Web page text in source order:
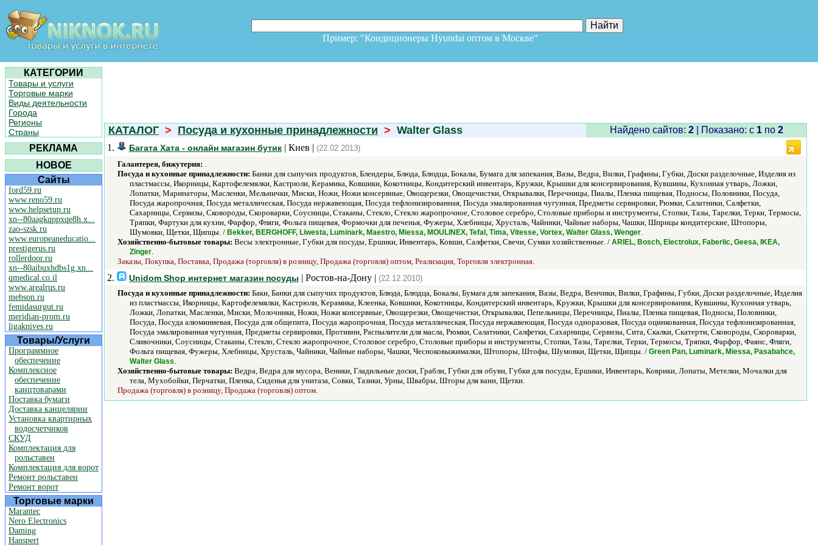
Пример: "Кондиционеры Hyundai оптом в Москве"
КАТЕГОРИИ
Товары и услуги
Торговые марки
Виды деятельности
Города
Регионы
Страны
РЕКЛАМА
НОВОЕ
Сайты
ford59.ru
www.reno59.ru
www.helpsetup.ru
xn--80aagkqppxqe8h.x...
zao-szsk.ru
www.europeaneducatio...
prestigerus.ru
rollerdoor.ru
xn--80aibuxhdbs1g.xn...
qmedical.co.il
www.arealrus.ru
mebson.ru
femidasurgut.ru
meridian-prom.ru
ligaknives.ru
Товары/Услуги
Программное
обеспечение
Комплексное
обеспечение
канцтоварами
Поставка бумаги
Доставка канцелярии
Установка квартирных
водосчетчиков
СКУД
Комплектация для
рольставен
Комплектация для ворот
Ремонт рольставен
Ремонт ворот
Торговые марки
Marantec
Nero Electronics
Daming
Hanspert
КАТАЛОГ > Посуда и кухонные принадлежности > Walter Glass Найдено сайтов: 2| Показано: c 1по 2
1.
Багата Хата - онлайн магазин бутик | Киев | (22.02.2013)
Галантерея, бижутерия: .
Посуда и кухонные принадлежности: Банки для сыпучих продуктов, Блендеры, Блюда, Блюдца, Бокалы, Бумага для запекания, Вазы, Ведра, Вилки, Графины, Губки, Доски разделочные, Изделия из
пластмассы, Икорницы, Картофелемялки, Кастрюли, Керамика, Ковшики, Кокотницы, Кондитерский инвентарь, Кружки, Крышки для консервирования, Кувшины, Кухонная утварь, Ложки,
Лопатки, Маринаторы, Масленки, Мельнички, Миски, Ножи, Ножи консервные, Овощерезки, Овощечистки, Открывалки, Перечницы, Пиалы, Пленка пищевая, Подносы, Половники, Посуда,
Посуда жаропрочная, Посуда металлическая, Посуда нержавеющая, Посуда тефлонизированная, Посуда эмалированная чугунная, Предметы сервировки, Рюмки, Салатники, Салфетки,
Сахарницы, Сервизы, Сковороды, Скороварки, Соусницы, Стаканы, Стекло, Стекло жаропрочное, Столовое серебро, Столовые приборы и инструменты, Стопки, Тазы, Тарелки, Терки, Термосы,
Тряпки, Фартуки для кухни, Фарфор, Фляги, Фольга пищевая, Формочки для печенья, Фужеры, Хлебницы, Хрусталь, Чайники, Чайные наборы, Чашки, Шприцы кондитерские, Штопоры,
Шумовки, Щетки, Щипцы. / Bekker, BERGHOFF, Liwesta, Luminark, Maestro, Miessa, MOULINEX, Tefal, Tima, Vitesse, Vortex, Walter Glass, Wenger.
Хозяйственно-бытовые товары: Весы электронные, Губки для посуды, Ершики, Инвентарь, Ковши, Салфетки, Свечи, Сумки хозяйственные. / ARIEL, Bosch, Electrolux, Faberlic, Geesa, IKEA,
Zinger.
Заказы, Покупка, Поставка, Продажа (торговля) в розницу, Продажа (торговля) оптом, Реализация, Торговля электронная.
2. Unidom Shop интернет магазин посуды | Ростов-на-Дону | (22.12.2010)
Посуда и кухонные принадлежности: Баки, Банки для сыпучих продуктов, Блюда, Блюдца, Бокалы, Бумага для запекания, Вазы, Ведра, Венчики, Вилки, Графины, Губки, Доски разделочные, Изделия
из пластмассы, Икорницы, Картофелемялки, Кастрюли, Керамика, Клеенка, Ковшики, Кокотницы, Кондитерский инвентарь, Кружки, Крышки для консервирования, Кувшины, Кухонная утварь,
Ложки, Лопатки, Масленки, Миски, Молочники, Ножи, Ножи консервные, Овощерезки, Овощечистки, Открывалки, Пепельницы, Перечницы, Пиалы, Пленка пищевая, Подносы, Половники,
Посуда, Посуда алюминиевая, Посуда для общепита, Посуда жаропрочная, Посуда металлическая, Посуда нержавеющая, Посуда одноразовая, Посуда оцинкованная, Посуда тефлонизированная,
Посуда эмалированная чугунная, Предметы сервировки, Противни, Распылители для масла, Рюмки, Салатники, Салфетки, Сахарницы, Сервизы, Сита, Скалки, Скатерти, Сковороды, Скороварки,
Сливочники, Соусницы, Стаканы, Стекло, Стекло жаропрочное, Столовое серебро, Столовые приборы и инструменты, Стопки, Тазы, Тарелки, Терки, Термосы, Тряпки, Фарфор, Фаянс, Фляги,
Фольга пищевая, Фужеры, Хлебницы, Хрусталь, Чайники, Чайные наборы, Чашки, Чесноковыжималки, Штопоры, Штофы, Шумовки, Щетки, Щипцы. / Green Pan, Luminark, Miessa, Pasabahce,
Walter Glass.
Хозяйственно-бытовые товары: Ведра, Ведра для мусора, Веники, Гладильные доски, Грабли, Губки для обуви, Губки для посуды, Ершики, Инвентарь, Коврики, Лопаты, Метелки, Мочалки для
тела, Мухобойки, Перчатки, Пленка, Сиденья для унитаза, Совки, Тазики, Урны, Швабры, Шторы для ванн, Щетки.
Продажа (торговля) в розницу, Продажа (торговля) оптом.